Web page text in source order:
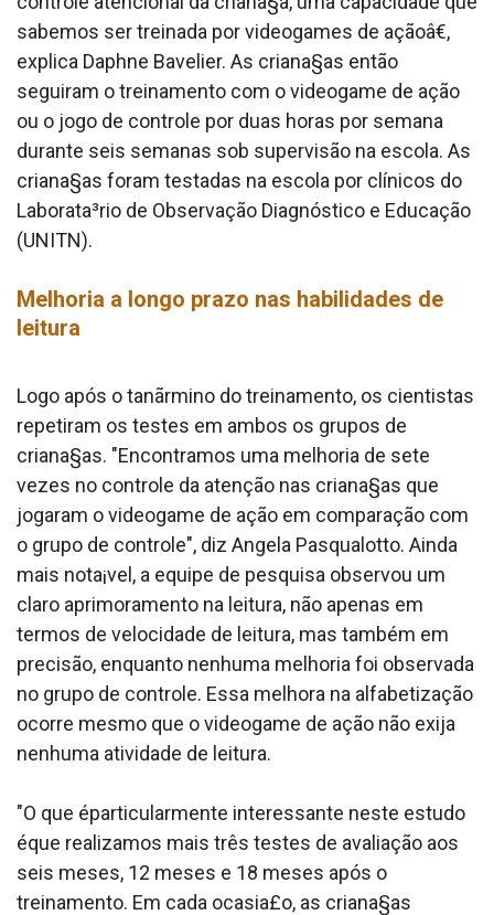
sabemos ser treinada por videogames de açãoâ€,
explica Daphne Bavelier. As criana§as então
seguiram o treinamento com o videogame de ação
ou o jogo de controle por duas horas por semana
durante seis semanas sob supervisão na escola. As
criana§as foram testadas na escola por clínicos do
Laborata³rio de Observação Diagnóstico e Educação
(UNITN).
Melhoria a longo prazo nas habilidades de
leitura
Logo após o tanãrmino do treinamento, os cientistas
repetiram os testes em ambos os grupos de
criana§as. "Encontramos uma melhoria de sete
vezes no controle da atenção nas criana§as que
jogaram o videogame de ação em comparação com
o grupo de controle", diz Angela Pasqualotto. Ainda
mais nota¡vel, a equipe de pesquisa observou um
claro aprimoramento na leitura, não apenas em
termos de velocidade de leitura, mas também em
precisão, enquanto nenhuma melhoria foi observada
no grupo de controle. Essa melhora na alfabetização
ocorre mesmo que o videogame de ação não exija
nenhuma atividade de leitura.
"O que éparticularmente interessante neste estudo
éque realizamos mais três testes de avaliação aos
seis meses, 12 meses e 18 meses após o
treinamento. Em cada ocasia£o, as criana§as